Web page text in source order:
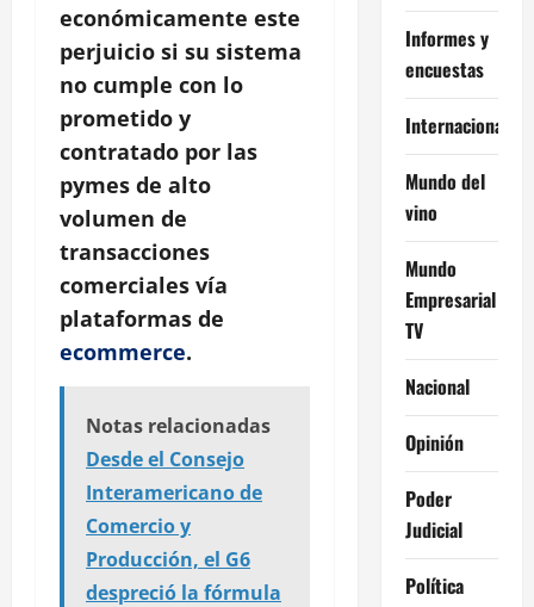
económicamente este
perjuicio si su sistema
no cumple con lo
prometido y
contratado por las
pymes de alto
volumen de
transacciones
comerciales vía
plataformas de
ecommerce.
Notas relacionadas
Desde el Consejo
Interamericano de
Comercio y
Producción, el G6
despreció la fórmula
Informes y
encuestas
Internacional
Mundo del
vino
Mundo
Empresarial
TV
Nacional
Opinión
Poder
Judicial
Política